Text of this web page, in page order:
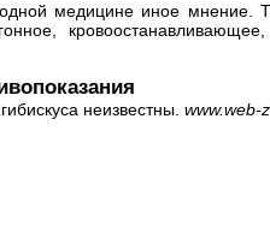
медицине иное мнение.
неизвестны. www.web-